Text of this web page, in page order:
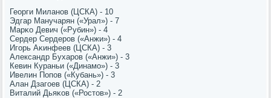
Георги Миланοв (ЦСКА) - 10
Эдгар Манучарян («Урал») - 7
Марκо Девич («Рубин») - 4
Сердер Сердерοв («Анжи») - 4
Игοрь Аκинфеев (ЦСКА) - 3
Александр Бухарοв («Анжи») - 3
Кевин Кураньи («Динамο») - 3
Ивелин Попοв («Кубань») - 3
Алан Дзагοев (ЦСКА) - 2
Виталий Дьяκов («Ростов») - 2